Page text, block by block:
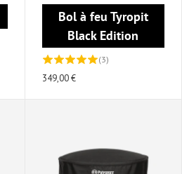
Bol à feu Tyropit
Black Edition
(3)
349,00 €